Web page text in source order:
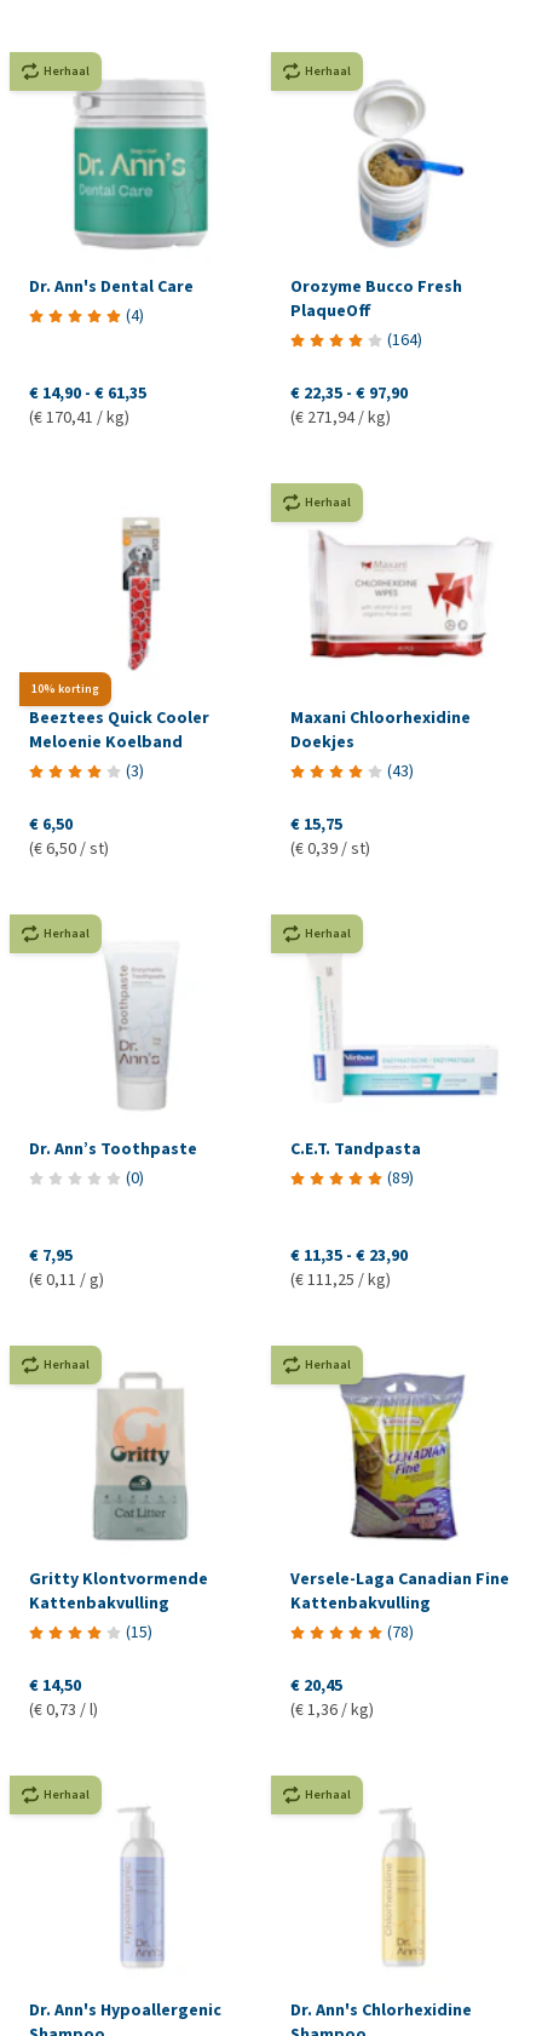
Herhaal
Dr. Ann's Dental Care
(4)
€ 14,90 - € 61,35
(€ 170,41 / kg)
Herhaal
Orozyme Bucco Fresh
PlaqueOff
(164)
€ 22,35 - € 97,90
(€ 271,94 / kg)
10% korting
Beeztees Quick Cooler
Meloenie Koelband
(3)
€ 6,50
(€ 6,50 / st)
Herhaal
Maxani Chloorhexidine
Doekjes
(43)
€ 15,75
(€ 0,39 / st)
Herhaal
Dr. Ann’s Toothpaste
(0)
€ 7,95
(€ 0,11 / g)
Herhaal
C.E.T. Tandpasta
(89)
€ 11,35 - € 23,90
(€ 111,25 / kg)
Herhaal
Gritty Klontvormende
Kattenbakvulling
(15)
€ 14,50
(€ 0,73 / l)
Herhaal
Versele-Laga Canadian Fine
Kattenbakvulling
(78)
€ 20,45
(€ 1,36 / kg)
Herhaal
Dr. Ann's Hypoallergenic
Herhaal
Dr. Ann's Chlorhexidine